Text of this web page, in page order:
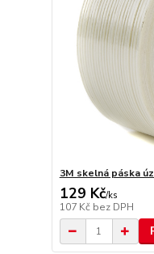
3M skelná páska
129 Kč/ks
107 Kč bez DPH